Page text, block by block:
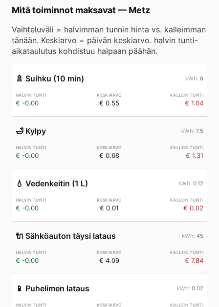
Mitä toiminnot maksavat— Metz
Vaihteluväli = halvimman tunnin hinta vs. kalleimman
tänään. Keskiarvo = päivän keskiarvo. halvin tunti-
aikataulutus kohdistuu halpaan päähän.
🚿 Suihku (10 min) 6
€ -0.00 € 0.55 € 1.04
🛁 Kylpy 7.5
€ -0.00 € 0.68 € 1.31
💧 Vedenkeitin (1 L) 0.12
€ -0.00 € 0.01 € 0.02
🔌 Sähköauton täysi lataus 45
€ -0.00 € 4.09 € 7.84
📱 Puhelimen lataus 0.02